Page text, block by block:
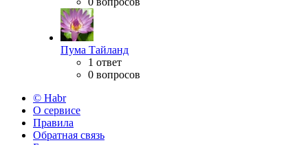
Пума Тайланд
1 ответ
0 вопросов
© Habr
О сервисе
Правила
Обратная связь